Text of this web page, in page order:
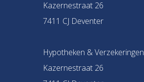
Kazernestraat 26
7411 CJ Deventer
Hypotheken & Verzekeringen
Kazernestraat 26